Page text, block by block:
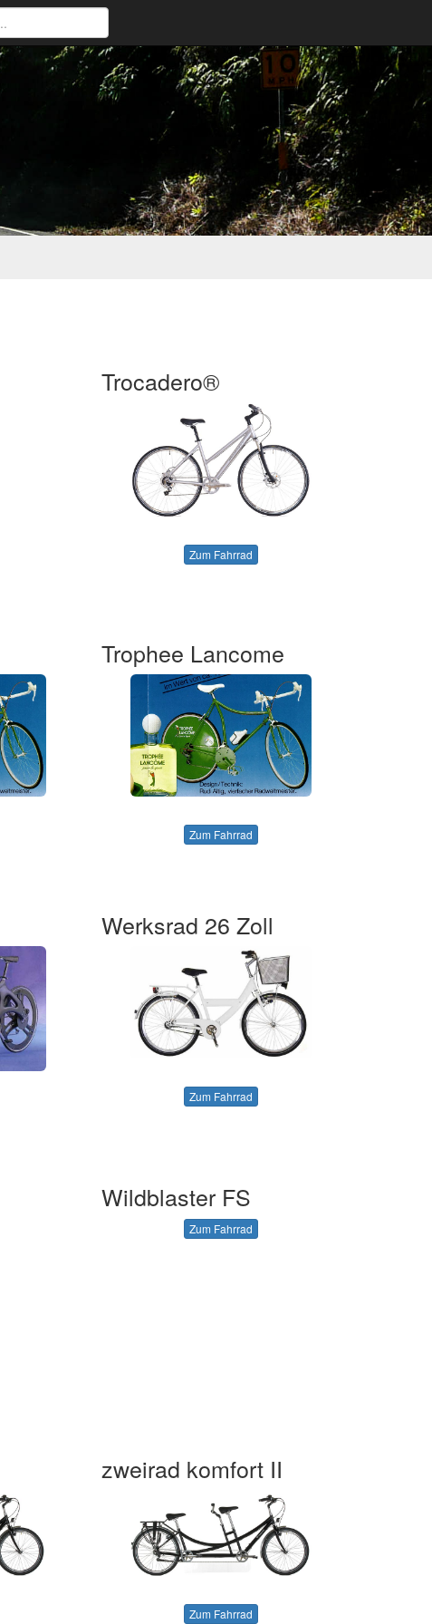
Trocadero®
Zum Fahrrad
Trophee Lancome
Zum Fahrrad
Werksrad 26 Zoll
Zum Fahrrad
Wildblaster FS
Zum Fahrrad
zweirad komfort II
Zum Fahrrad